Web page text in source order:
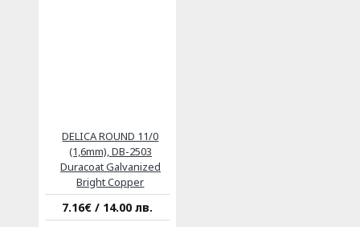
DELICA ROUND 11/0
(1,6mm), DB-2503
Duracoat Galvanized
Bright Copper
7.16€ / 14.00 лв.